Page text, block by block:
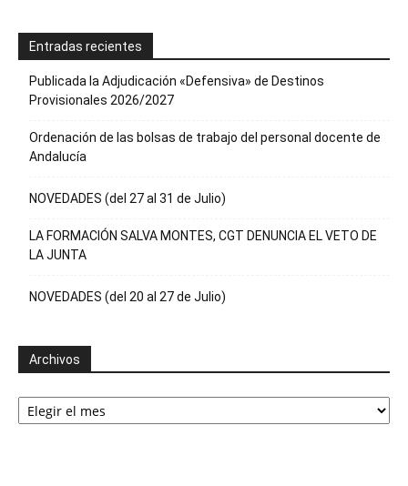
Entradas recientes
Publicada la Adjudicación «Defensiva» de Destinos
Provisionales 2026/2027
Ordenación de las bolsas de trabajo del personal docente de
Andalucía
NOVEDADES (del 27 al 31 de Julio)
LA FORMACIÓN SALVA MONTES, CGT DENUNCIA EL VETO DE
LA JUNTA
NOVEDADES (del 20 al 27 de Julio)
Archivos
Archivos